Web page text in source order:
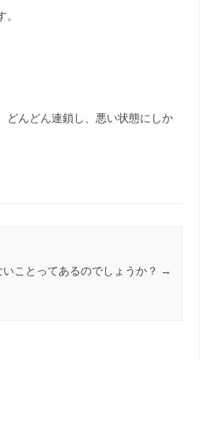
どんどん連鎖し、悪い状態にしか
ことってあるのでしょうか？ →